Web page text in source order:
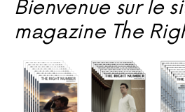
Bienvenue sur le
magazine The